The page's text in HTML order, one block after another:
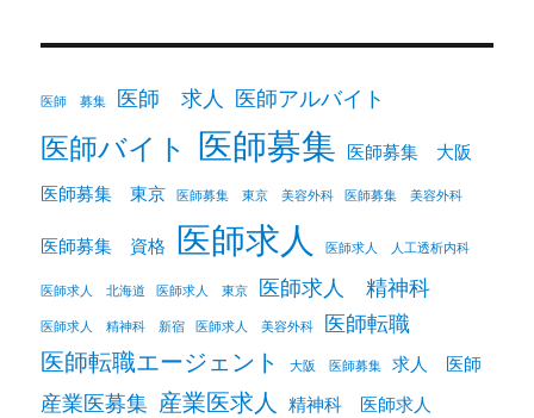
医師 募集 医師 求人 医師アルバイト
医師バイト 医師募集 医師募集 大阪
医師募集 東京
医師募集 東京 美容外科 医師募集 美容外科
医師募集 資格 医師求人 医師求人 人工透析内科
医師求人 北海道 医師求人 東京 医師求人 精神科
医師求人 精神科 新宿 医師求人 美容外科 医師転職
医師転職エージェント 大阪 医師募集 求人 医師
産業医募集 産業医求人 精神科 医師求人